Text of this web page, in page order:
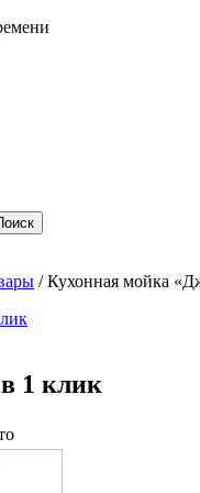
/ Кухонная мойка
1 клик